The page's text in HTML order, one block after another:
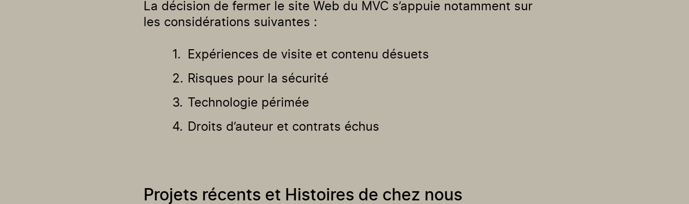
La décision de fermer le site Web du MVC s’appuie notamment sur
les considérations suivantes :
Expériences de visite et contenu désuets
Risques pour la sécurité
Technologie périmée
Droits d’auteur et contrats échus
Projets récents et Histoires de chez nous